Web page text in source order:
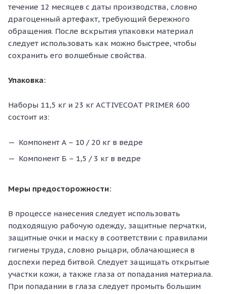
течение 12 месяцев с даты производства, словно
драгоценный артефакт, требующий бережного
обращения. После вскрытия упаковки материал
следует использовать как можно быстрее, чтобы
сохранить его волшебные свойства.
Упаковка:
Наборы 11,5 кг и 23 кг ACTIVECOAT PRIMER 600
состоит из:
Компонент A – 10 / 20 кг в ведре
Компонент Б – 1,5 / 3 кг в ведре
Меры предосторожности:
В процессе нанесения следует использовать
подходящую рабочую одежду, защитные перчатки,
защитные очки и маску в соответствии с правилами
гигиены труда, словно рыцари, облачающиеся в
доспехи перед битвой. Следует защищать открытые
участки кожи, а также глаза от попадания материала.
При попадании в глаза следует промыть большим